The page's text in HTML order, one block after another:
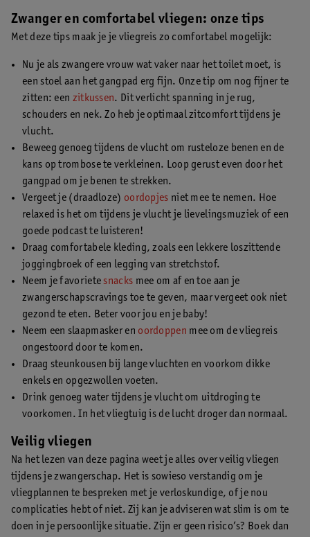
Zwanger en comfortabel vliegen: onze tips
Met deze tips maak je je vliegreis zo comfortabel mogelijk:
Nu je als zwangere vrouw wat vaker naar het toilet moet, is
een stoel aan het gangpad erg fijn. Onze tip om nog fijner te
zitten: een zitkussen. Dit verlicht spanning in je rug,
schouders en nek. Zo heb je optimaal zitcomfort tijdens je
vlucht.
Beweeg genoeg tijdens de vlucht om rusteloze benen en de
kans op trombose te verkleinen. Loop gerust even door het
gangpad om je benen te strekken.
Vergeet je (draadloze) oordopjes niet mee te nemen. Hoe
relaxed is het om tijdens je vlucht je lievelingsmuziek of een
goede podcast te luisteren!
Draag comfortabele kleding, zoals een lekkere loszittende
joggingbroek of een legging van stretchstof.
Neem je favoriete snacks mee om af en toe aan je
zwangerschapscravings toe te geven, maar vergeet ook niet
gezond te eten. Beter voor jou en je baby!
Neem een slaapmasker en oordoppen mee om de vliegreis
ongestoord door te komen.
Draag steunkousen bij lange vluchten en voorkom dikke
enkels en opgezwollen voeten.
Drink genoeg water tijdens je vlucht om uitdroging te
voorkomen. In het vliegtuig is de lucht droger dan normaal.
Veilig vliegen
Na het lezen van deze pagina weet je alles over veilig vliegen
tijdens je zwangerschap. Het is sowieso verstandig om je
vliegplannen te bespreken met je verloskundige, of je nou
complicaties hebt of niet. Zij kan je adviseren wat slim is om te
doen in je persoonlijke situatie. Zijn er geen risico’s? Boek dan